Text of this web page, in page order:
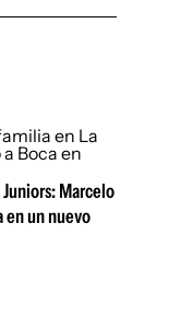
Marcelo
en un nuevo